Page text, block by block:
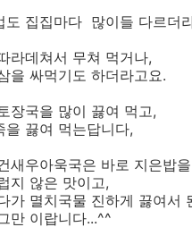
도 집집마다 많이들 다르더
라데쳐서 무쳐 먹거나,
을 싸먹기도 하더라고요.
장국을 많이 끓여 먹고,
을 끓여 먹는답니다,
새우아욱국은 바로 지은밥
지 않은 맛이고,
가 멸치국물 진하게 끓여서
만 이랍니다...^^